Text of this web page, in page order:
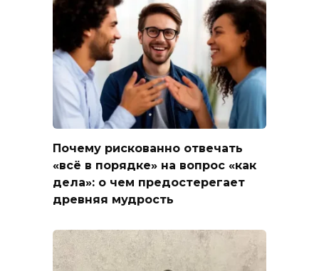
Почему рискованно отвечать
«всё в порядке» на вопрос «как
дела»: о чем предостерегает
древняя мудрость